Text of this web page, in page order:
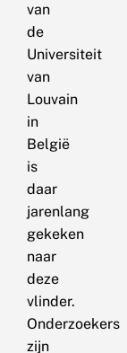
van
de
Universiteit
van
Louvain
in
België
is
daar
jarenlang
gekeken
naar
deze
vlinder.
Onderzoekers
zijn